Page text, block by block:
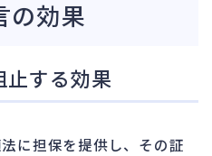
の効果
する効果
に担保を提供し、その証